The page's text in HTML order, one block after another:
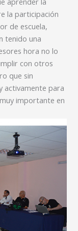
la participación
de escuela,
tenido una
hora no lo
con otros
que sin
activamente para
importante en